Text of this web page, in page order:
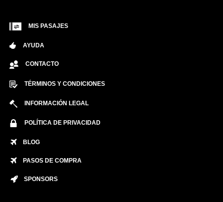
MIS PASAJES
AYUDA
CONTACTO
TÉRMINOS Y CONDICIONES
INFORMACIÓN LEGAL
POLÍTICA DE PRIVACIDAD
BLOG
PASOS DE COMPRA
SPONSORS